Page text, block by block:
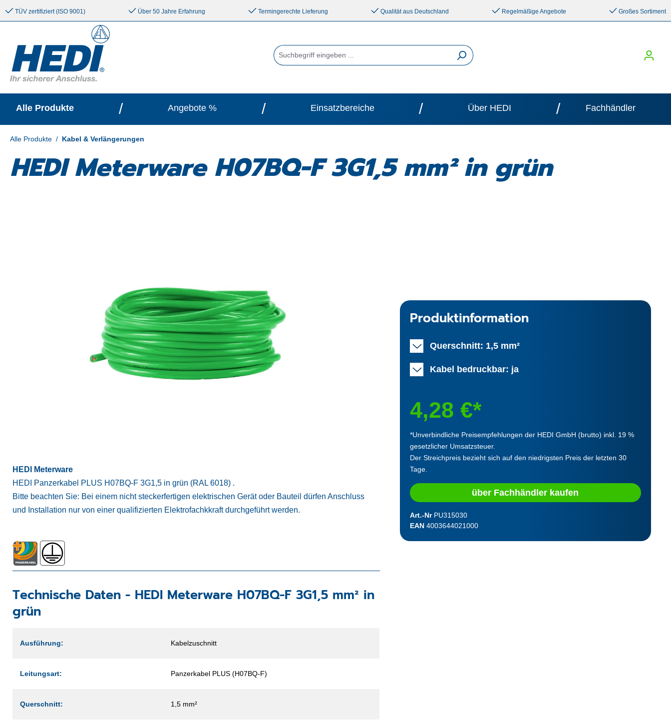
springen Zur Hauptnavigation springen
TÜV zertifiziert (ISO 9001) Über 50 Jahre Erfahrung Termingerechte Lieferung Qualität aus Deutschland Regelmäßige Angebote Großes Sortiment
Alle Produkte / Angebote % / Einsatzbereiche / Über HEDI / Fachhändler
Alle Produkte / Kabel & Verlängerungen
HEDI Meterware H07BQ-F 3G1,5 mm² in grün
HEDI Meterware
HEDI Panzerkabel PLUS H07BQ-F 3G1,5 in grün (RAL 6018) .
Bitte beachten Sie: Bei einem nicht steckerfertigen elektrischen Gerät oder Bauteil dürfen Anschluss
und Installation nur von einer qualifizierten Elektrofachkkraft durchgeführt werden.
Technische Daten - HEDI Meterware H07BQ-F 3G1,5 mm² in
grün
Ausführung: Kabelzuschnitt
Leitungsart: Panzerkabel PLUS (H07BQ-F)
Querschnitt: 1,5 mm²
Produktinformation
Querschnitt: 1,5 mm²
Kabel bedruckbar: ja
4,28 €*
*Unverbindliche Preisempfehlungen der HEDI GmbH (brutto) inkl. 19 %
gesetzlicher Umsatzsteuer.
Der Streichpreis bezieht sich auf den niedrigsten Preis der letzten 30
Tage.
über Fachhändler kaufen
Art.-Nr PU315030
EAN 4003644021000